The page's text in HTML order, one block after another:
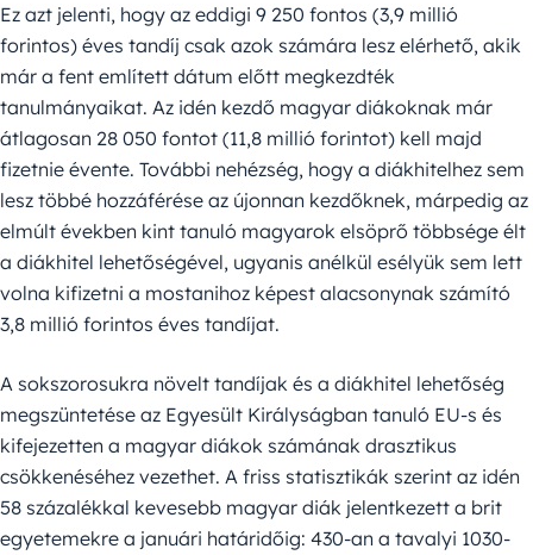
Ez azt jelenti, hogy az eddigi 9 250 fontos (3,9 millió
forintos) éves tandíj csak azok számára lesz elérhető, akik
már a fent említett dátum előtt megkezdték
tanulmányaikat. Az idén kezdő magyar diákoknak már
átlagosan 28 050 fontot (11,8 millió forintot) kell majd
fizetnie évente. További nehézség, hogy a diákhitelhez sem
lesz többé hozzáférése az újonnan kezdőknek, márpedig az
elmúlt években kint tanuló magyarok elsöprő többsége élt
a diákhitel lehetőségével, ugyanis anélkül esélyük sem lett
volna kifizetni a mostanihoz képest alacsonynak számító
3,8 millió forintos éves tandíjat.
A sokszorosukra növelt tandíjak és a diákhitel lehetőség
megszüntetése az Egyesült Királyságban tanuló EU-s és
kifejezetten a magyar diákok számának drasztikus
csökkenéséhez vezethet. A friss statisztikák szerint az idén
58 százalékkal kevesebb magyar diák jelentkezett a brit
egyetemekre a januári határidőig: 430-an a tavalyi 1030-